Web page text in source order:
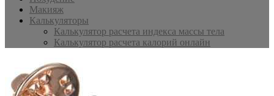
Макияж
Калькуляторы
Калькулятор расчета индекса массы тела
Калькулятор расчета калорий онлайн